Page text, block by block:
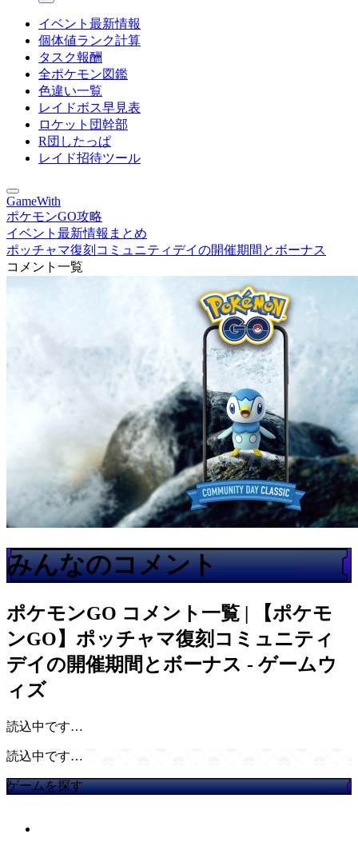
イベント最新情報
個体値ランク計算
タスク報酬
全ポケモン図鑑
色違い一覧
レイドボス早見表
ロケット団幹部
R団したっぱ
レイド招待ツール
GameWith
ポケモンGO攻略
イベント最新情報まとめ
ポッチャマ復刻コミュニティデイの開催期間とボーナス
コメント一覧
みんなのコメント
ポケモンGO コメント一覧 | 【ポケモ
ンGO】ポッチャマ復刻コミュニティ
デイの開催期間とボーナス - ゲームウ
ィズ
読込中です…
読込中です…
ゲームを探す